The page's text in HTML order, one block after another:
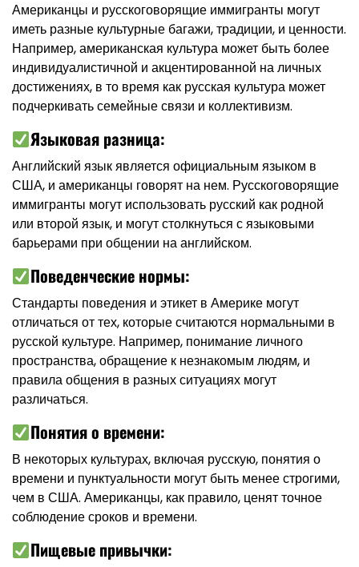
Американцы и русскоговорящие иммигранты могут
иметь разные культурные багажи, традиции, и ценности.
Например, американская культура может быть более
индивидуалистичной и акцентированной на личных
достижениях, в то время как русская культура может
подчеркивать семейные связи и коллективизм.
Языковая разница:
Английский язык является официальным языком в
США, и американцы говорят на нем. Русскоговорящие
иммигранты могут использовать русский как родной
или второй язык, и могут столкнуться с языковыми
барьерами при общении на английском.
Поведенческие нормы:
Стандарты поведения и этикет в Америке могут
отличаться от тех, которые считаются нормальными в
русской культуре. Например, понимание личного
пространства, обращение к незнакомым людям, и
правила общения в разных ситуациях могут
различаться.
Понятия о времени:
В некоторых культурах, включая русскую, понятия о
времени и пунктуальности могут быть менее строгими,
чем в США. Американцы, как правило, ценят точное
соблюдение сроков и времени.
Пищевые привычки: